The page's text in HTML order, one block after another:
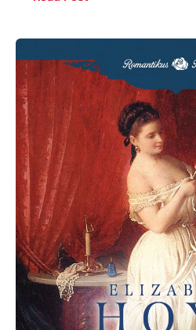
Hoyt:
Egy
ágyban
szörnyeteggel